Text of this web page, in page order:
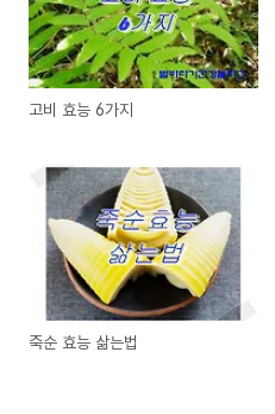
고비 효능 6가지
죽순 효능 삶는법